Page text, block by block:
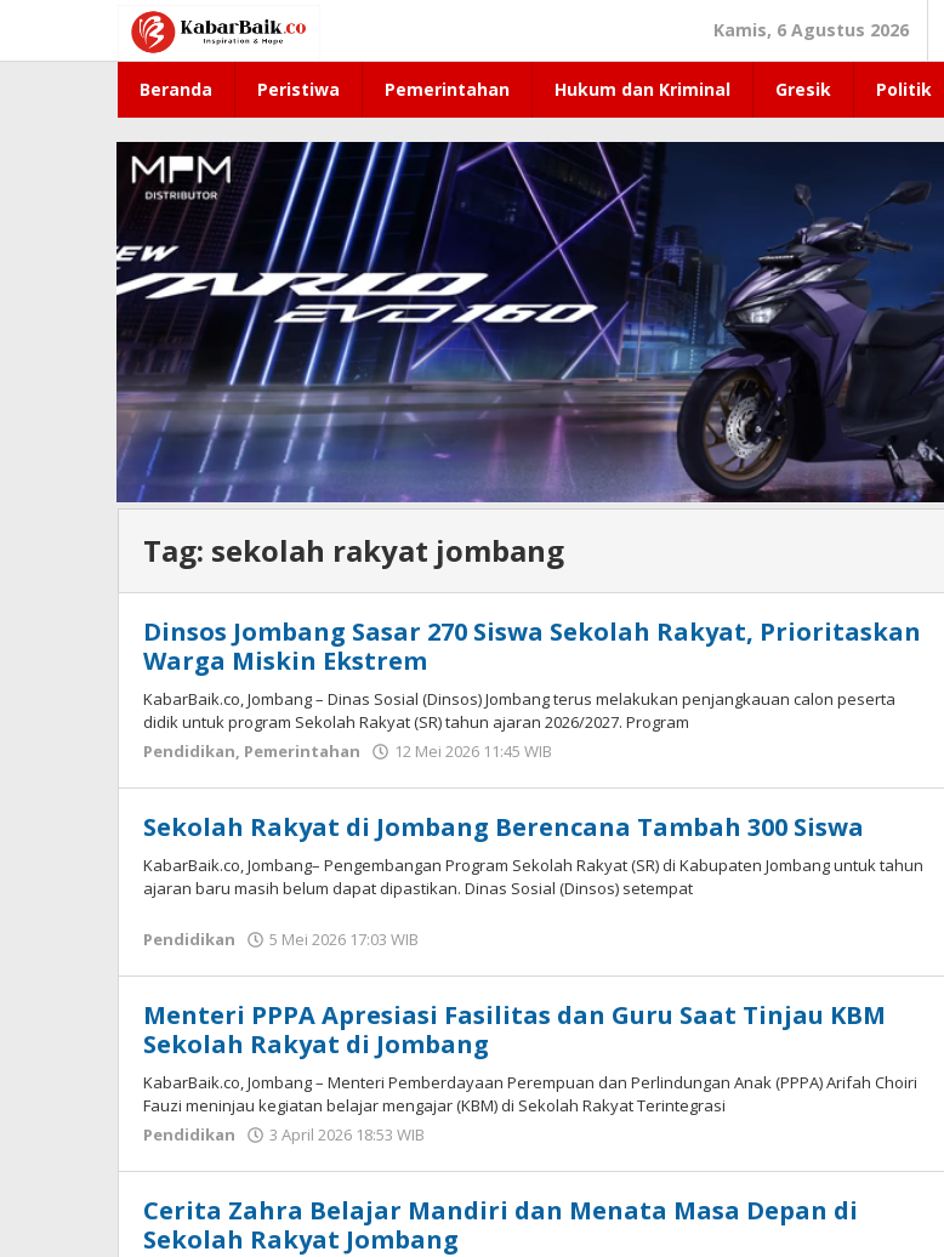
konten
Kamis, 6 Agustus 2026
Beranda Peristiwa Pemerintahan Hukum dan Kriminal Gresik Politik
Tag: sekolah rakyat jombang
Dinsos Jombang Sasar 270 Siswa Sekolah Rakyat, Prioritaskan
Warga Miskin Ekstrem
KabarBaik.co, Jombang – Dinas Sosial (Dinsos) Jombang terus melakukan penjangkauan calon peserta
didik untuk program Sekolah Rakyat (SR) tahun ajaran 2026/2027. Program
Pendidikan, Pemerintahan 12 Mei 2026 11:45 WIB
Sekolah Rakyat di Jombang Berencana Tambah 300 Siswa
KabarBaik.co, Jombang– Pengembangan Program Sekolah Rakyat (SR) di Kabupaten Jombang untuk tahun
ajaran baru masih belum dapat dipastikan. Dinas Sosial (Dinsos) setempat
Pendidikan 5 Mei 2026 17:03 WIB
Menteri PPPA Apresiasi Fasilitas dan Guru Saat Tinjau KBM
Sekolah Rakyat di Jombang
KabarBaik.co, Jombang – Menteri Pemberdayaan Perempuan dan Perlindungan Anak (PPPA) Arifah Choiri
Fauzi meninjau kegiatan belajar mengajar (KBM) di Sekolah Rakyat Terintegrasi
Pendidikan
3 April 2026 18:53 WIB
Cerita Zahra Belajar Mandiri dan Menata Masa Depan di
Sekolah Rakyat Jombang